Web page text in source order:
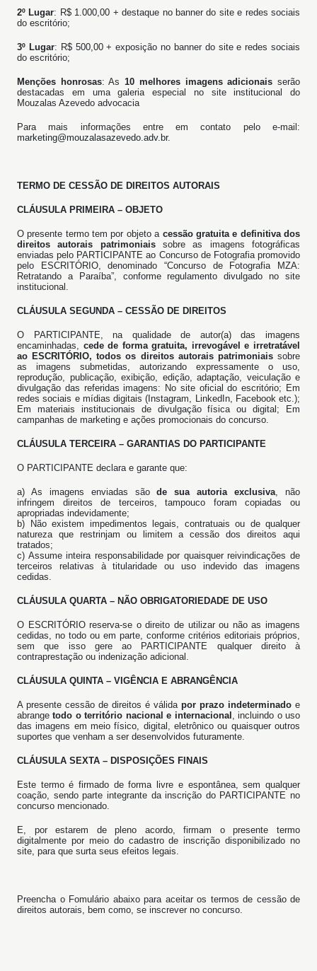
2º Lugar: R$ 1.000,00 + destaque no banner do site e redes sociais
do escritório;
3º Lugar: R$ 500,00 + exposição no banner do site e redes sociais
do escritório;
Menções honrosas: As10 melhores imagens adicionais serão
destacadas em uma galeria especial no site institucional do
Mouzalas Azevedo advocacia
Para mais informações entre em contato pelo e-mail:
marketing@mouzalasazevedo.adv.br.
TERMO DE CESSÃO DE DIREITOS AUTORAIS
CLÁUSULA PRIMEIRA – OBJETO
O presente termo tem por objeto a cessão gratuita e definitiva dos
direitos autorais patrimoniaissobre as imagens fotográficas
enviadas pelo PARTICIPANTE ao Concurso de Fotografia promovido
pelo ESCRITÓRIO, denominado “Concurso de Fotografia MZA:
Retratando a Paraíba”, conforme regulamento divulgado no site
institucional.
CLÁUSULA SEGUNDA – CESSÃO DE DIREITOS
O PARTICIPANTE, na qualidade de autor(a) das imagens
encaminhadas, cede de forma gratuita, irrevogável e irretratável
ao ESCRITÓRIO, todos os direitos autorais patrimoniaissobre
as imagens submetidas, autorizando expressamente o uso,
reprodução, publicação, exibição, edição, adaptação, veiculação e
divulgação das referidas imagens: No site oficial do escritório; Em
redes sociais e mídias digitais (Instagram, LinkedIn, Facebook etc.);
Em materiais institucionais de divulgação física ou digital; Em
campanhas de marketing e ações promocionais do concurso.
CLÁUSULA TERCEIRA – GARANTIAS DO PARTICIPANTE
O PARTICIPANTE declara e garante que:
a) As imagens enviadas sãode sua autoria exclusiva, não
infringem direitos de terceiros, tampouco foram copiadas ou
apropriadas indevidamente;
b) Não existem impedimentos legais, contratuais ou de qualquer
natureza que restrinjam ou limitem a cessão dos direitos aqui
tratados;
c) Assume inteira responsabilidade por quaisquer reivindicações de
terceiros relativas à titularidade ou uso indevido das imagens
cedidas.
CLÁUSULA QUARTA – NÃO OBRIGATORIEDADE DE USO
O ESCRITÓRIO reserva-se o direito de utilizar ou não as imagens
cedidas, no todo ou em parte, conforme critérios editoriais próprios,
sem que isso gere ao PARTICIPANTE qualquer direito à
contraprestação ou indenização adicional.
CLÁUSULA QUINTA – VIGÊNCIA E ABRANGÊNCIA
A presente cessão de direitos é válida por prazo indeterminado e
abrangetodo o território nacional e internacional , incluindo o uso
das imagens em meio físico, digital, eletrônico ou quaisquer outros
suportes que venham a ser desenvolvidos futuramente.
CLÁUSULA SEXTA – DISPOSIÇÕES FINAIS
Este termo é firmado de forma livre e espontânea, sem qualquer
coação, sendo parte integrante da inscrição do PARTICIPANTE no
concurso mencionado.
E, por estarem de pleno acordo, firmam o presente termo
digitalmente por meio do cadastro de inscrição disponibilizado no
site, para que surta seus efeitos legais.
Preencha o Fomulário abaixo para aceitar os termos de cessão de
direitos autorais, bem como, se inscrever no concurso.